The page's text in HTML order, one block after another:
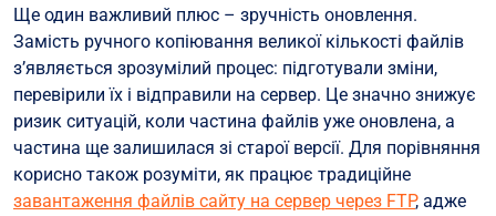
Ще один важливий плюс – зручність оновлення.
Замість ручного копіювання великої кількості файлів
з’являється зрозумілий процес: підготували зміни,
перевірили їх і відправили на сервер. Це значно знижує
ризик ситуацій, коли частина файлів уже оновлена, а
частина ще залишилася зі старої версії. Для порівняння
корисно також розуміти, як працює традиційне
завантаження файлів сайту на сервер через FTP, адже